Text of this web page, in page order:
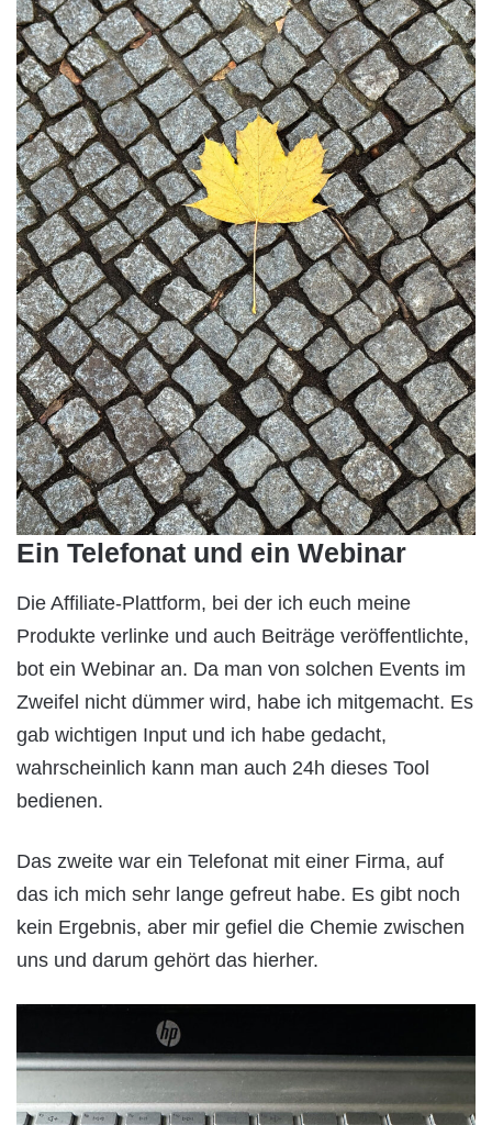
Ein Telefonat und ein Webinar
Die Affiliate-Plattform, bei der ich euch meine
Produkte verlinke und auch Beiträge veröffentlichte,
bot ein Webinar an. Da man von solchen Events im
Zweifel nicht dümmer wird, habe ich mitgemacht. Es
gab wichtigen Input und ich habe gedacht,
wahrscheinlich kann man auch 24h dieses Tool
bedienen.
Das zweite war ein Telefonat mit einer Firma, auf
das ich mich sehr lange gefreut habe. Es gibt noch
kein Ergebnis, aber mir gefiel die Chemie zwischen
uns und darum gehört das hierher.